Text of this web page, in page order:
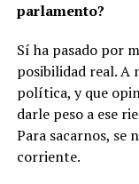
parlamento?
Sí ha pasado por
posibilidad real. A
política, y que
darle peso a ese
Para sacarnos, se
corriente.